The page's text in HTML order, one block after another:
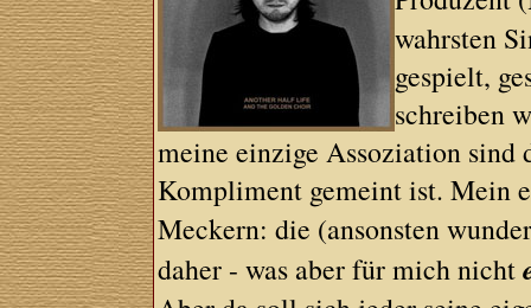
wahrsten
gespielt,
schreiben
meine einzige Assoziation sind
Kompliment gemeint ist. Mein
Meckern: die (ansonsten
daher - was aber für mich nicht